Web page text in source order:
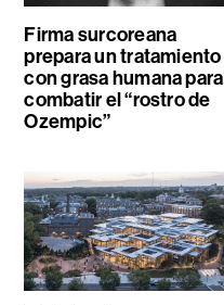
Firma surcoreana
prepara un tratamiento
con grasa humana para
combatir el “rostro de
Ozempic”